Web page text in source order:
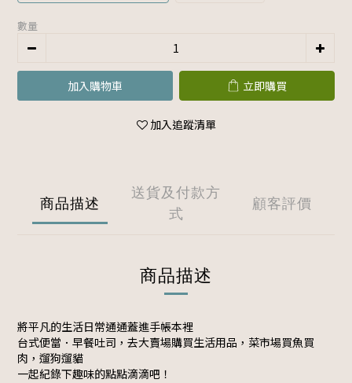
數量
加入購物車 立即購買
加入追蹤清單
商品描述
送貨及付款方
式
顧客評價
商品描述
將平凡的生活日常通通蓋進手帳本裡
台式便當．早餐吐司，去大賣場購買生活用品，菜市場買魚買
肉，遛狗遛貓
一起紀錄下趣味的點點滴滴吧！